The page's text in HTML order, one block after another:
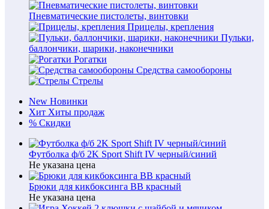
Пневматические пистолеты, винтовки
Прицелы, крепления
Пульки,
баллончики, шарики, наконечники
Рогатки
Средства самообороны
Стрелы
New Новинки
Хит Хиты продаж
% Скидки
Футболка ф/б 2K Sport Shift IV черный/синий
Не указана цена
Брюки для кикбоксинга BB красный
Не указана цена